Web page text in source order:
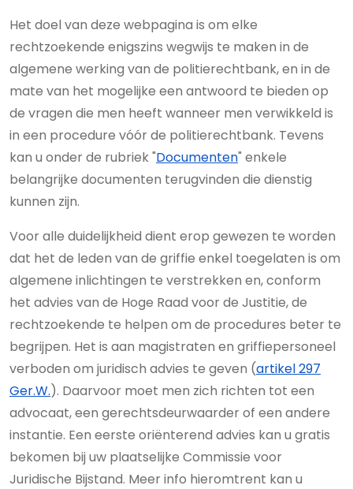
Het doel van deze webpagina is om elke
rechtzoekende enigszins wegwijs te maken in de
algemene werking van de politierechtbank, en in de
mate van het mogelijke een antwoord te bieden op
de vragen die men heeft wanneer men verwikkeld is
in een procedure vóór de politierechtbank. Tevens
kan u onder de rubriek "Documenten" enkele
belangrijke documenten terugvinden die dienstig
kunnen zijn.
Voor alle duidelijkheid dient erop gewezen te worden
dat het de leden van de griffie enkel toegelaten is om
algemene inlichtingen te verstrekken en, conform
het advies van de Hoge Raad voor de Justitie, de
rechtzoekende te helpen om de procedures beter te
begrijpen. Het is aan magistraten en griffiepersoneel
verboden om juridisch advies te geven (artikel 297
Ger.W.). Daarvoor moet men zich richten tot een
advocaat, een gerechtsdeurwaarder of een andere
instantie. Een eerste oriënterend advies kan u gratis
bekomen bij uw plaatselijke Commissie voor
Juridische Bijstand. Meer info hieromtrent kan u